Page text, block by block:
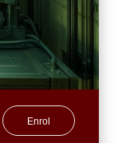
Enrol